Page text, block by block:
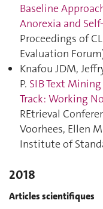
Baseline
Anorexia and
Proceedings of
Evaluation
Knafou JDM,
P. SIB Text
Track: Working
REtrieval
Voorhees, Ellen
Institute of
2018
Articles scientifiques